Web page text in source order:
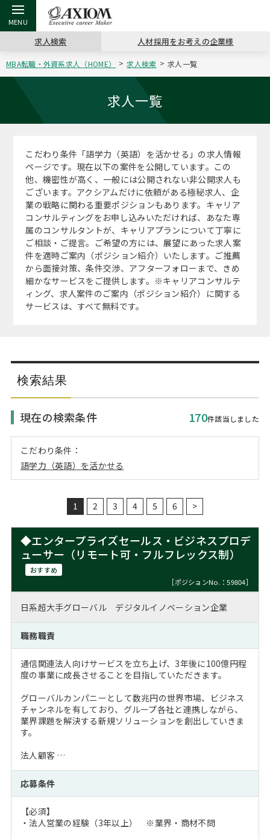
戻る
アクシアムの特長
コンサ
代表メ
サービス案内 キャリ
“展”職
“展”職
コンサルタントの紹介
戻る
キャリア支援 TOP
キャリアデザイン講座
MBAの
転職活
MBAキ
おわり
ステージ別アドバイス
MBAの転職事例
MBAからのFAQ
MBA留学生数の推移
日本か
主な10
インターン受入企業一覧
戻る
転職ツール TOP
英文レジュメの書き方 パワー
キーワ
英文レ
職務経歴書の書き方
日本語履歴書テンプレート
よくある面接Q&A集
外資系／面接攻略のコツ
戻る
転職コラム TOP
“展”職相談室
転職市場の明日をよめ
コンサルティングの現場から
転職成功への4つの鍵
キャリアに効く一冊
注目企業インタビュー
戻る
イベント・セミナー TOP
ジョブフェア
キャリアデザインセミナー
海外セミナー
キャリアフォーラム
プロ経営者の特別セミナー
Career Talk Live
MBA NETWORKING
戻る
会社概要 TOP
沿革
主なクライアント
アクセス
採用情報
パブリシティ
ニュースリリース
求人検索 人材採用をお考えの企業様
MBA転職・外資系求人（HOME） 求人検索 求人一覧
求人一覧
こだわり条件「語学力（英語）を活かせる」の求人情報
ページです。現在以下の案件を公開しています。この
他、機密性が高く、一般には公開されない非公開求人も
ございます。アクシアムだけに依頼がある極秘求人、企
業の戦略に関わる重要ポジションもあります。キャリア
コンサルティングをお申し込みいただければ、あなた専
属のコンサルタントが、キャリアプランについて丁寧に
ご相談・ご提言。ご希望の方には、展望にあった求人案
件を適時ご案内（ポジション紹介）いたします。ご推薦
から面接対策、条件交渉、アフターフォローまで、きめ
細かなサービスをご提供します。※キャリアコンサルテ
ィング、求人案件のご案内（ポジション紹介）に関する
サービスは、すべて無料です。
検索結果
現在の検索条件 170件該当しました
こだわり条件：
語学力（英語）を活かせる
1 2 3 4 5 6 >
◆エンタープライズセールス・ビジネスプロデ
ューサー（リモート可・フルフレックス制）
おすすめ
［ポジションNo.：59804］
日系超大手グローバル デジタルイノベーション企業
職務職責
通信関連法人向けサービスを立ち上げ、3年後に100億円程
度の事業に成長させることを目指していただきます。
グローバルカンパニーとして数兆円の世界市場、ビジネス
チャンネルを有しており、グループ各社と連携しながら、
業界課題を解決する新規ソリューションを創出していきま
す。
法人顧客 …
応募条件
【必須】
・法人営業の経験（3年以上） ※業界・商材不問